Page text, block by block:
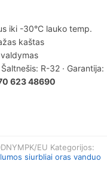
iki -30°C lauko temp.
kaštas
R-32 · Garantija:
623 48690
EU Kategorijos:
siurbliai oras vanduo